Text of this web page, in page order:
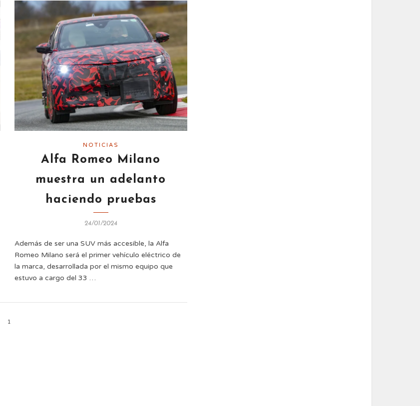
NOTICIAS
Alfa Romeo Milano
muestra un adelanto
haciendo pruebas
24/01/2024
Además de ser una SUV más accesible, la Alfa
Romeo Milano será el primer vehículo eléctrico de
la marca, desarrollada por el mismo equipo que
estuvo a cargo del 33 …
1